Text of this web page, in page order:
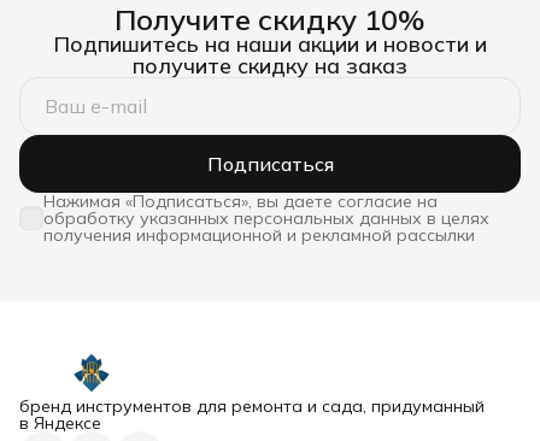
Получите скидку 10%
Подпишитесь на наши акции и новости и
получите скидку на заказ
Подписаться
Нажимая «Подписаться», вы даете согласие на
обработку указанных персональных данных в целях
получения информационной и рекламной рассылки
бренд инструментов для ремонта и сада, придуманный
в Яндексе